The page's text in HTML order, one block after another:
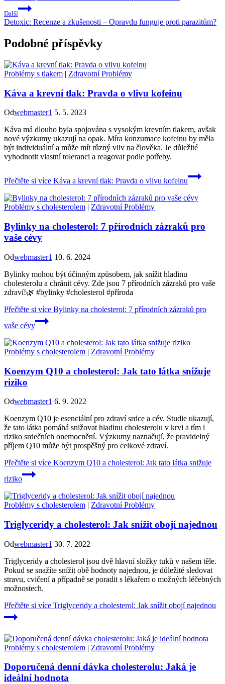
Další
Detoxic: Recenze a zkušenosti – Opravdu funguje proti parazitům?
Podobné příspěvky
Problémy s tlakem | Zdravotní Problémy
Káva a krevní tlak: Pravda o vlivu kofeinu
Odwebmaster1 5. 5. 2023
Káva má dlouho byla spojována s vysokým krevním tlakem, avšak
nové výzkumy ukazují na opak. Míra konzumace kofeinu by měla
být individuální a může mít různý vliv na člověka. Je důležité
vyhodnotit vlastní toleranci a reagovat podle potřeby.
Přečtěte si více Káva a krevní tlak: Pravda o vlivu kofeinu
Problémy s cholesterolem | Zdravotní Problémy
Bylinky na cholesterol: 7 přírodních zázraků pro
vaše cévy
Odwebmaster1 10. 6. 2024
Bylinky mohou být účinným způsobem, jak snížit hladinu
cholesterolu a chránit cévy. Zde jsou 7 přírodních zázraků pro vaše
zdraví!🌿 #bylinky #cholesterol #příroda
Přečtěte si více Bylinky na cholesterol: 7 přírodních zázraků pro
vaše cévy
Problémy s cholesterolem | Zdravotní Problémy
Koenzym Q10 a cholesterol: Jak tato látka snižuje
riziko
Odwebmaster1 6. 9. 2022
Koenzym Q10 je esenciální pro zdraví srdce a cév. Studie ukazují,
že tato látka pomáhá snižovat hladinu cholesterolu v krvi a tím i
riziko srdečních onemocnění. Výzkumy naznačují, že pravidelný
příjem Q10 může být prospěšný pro celkové zdraví.
Přečtěte si více Koenzym Q10 a cholesterol: Jak tato látka snižuje
riziko
Problémy s cholesterolem | Zdravotní Problémy
Triglyceridy a cholesterol: Jak snížit obojí najednou
Odwebmaster1 30. 7. 2022
Triglyceridy a cholesterol jsou dvě hlavní složky tuků v našem těle.
Pokud se snažíte snížit obě hodnoty najednou, je důležité sledovat
stravu, cvičení a případně se poradit s lékařem o možných léčebných
možnostech.
Přečtěte si více Triglyceridy a cholesterol: Jak snížit obojí najednou
Problémy s cholesterolem | Zdravotní Problémy
Doporučená denní dávka cholesterolu: Jaká je
ideální hodnota